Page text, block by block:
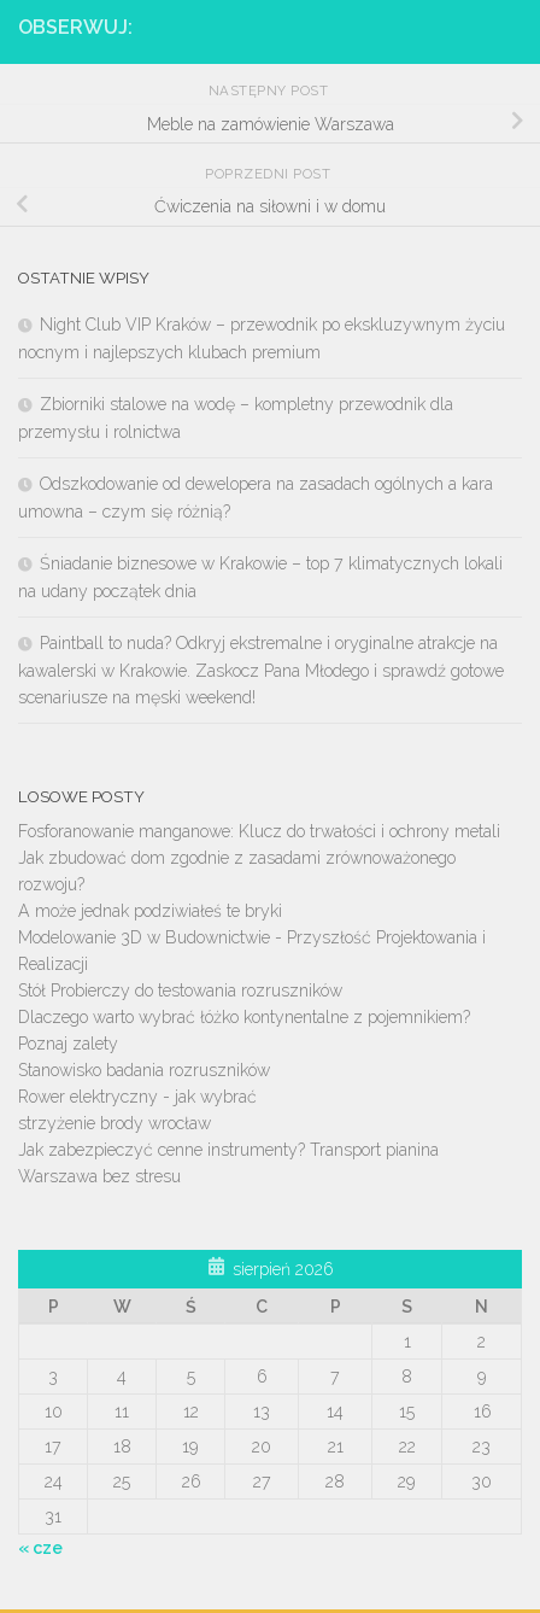
OBSERWUJ:
NASTĘPNY POST
Meble na zamówienie Warszawa
POPRZEDNI POST
Ćwiczenia na siłowni i w domu
OSTATNIE WPISY
Night Club VIP Kraków – przewodnik po ekskluzywnym życiu
nocnym i najlepszych klubach premium
Zbiorniki stalowe na wodę – kompletny przewodnik dla
przemysłu i rolnictwa
Odszkodowanie od dewelopera na zasadach ogólnych a kara
umowna – czym się różnią?
Śniadanie biznesowe w Krakowie – top 7 klimatycznych lokali
na udany początek dnia
Paintball to nuda? Odkryj ekstremalne i oryginalne atrakcje na
kawalerski w Krakowie. Zaskocz Pana Młodego i sprawdź gotowe
scenariusze na męski weekend!
LOSOWE POSTY
Fosforanowanie manganowe: Klucz do trwałości i ochrony metali
Jak zbudować dom zgodnie z zasadami zrównoważonego
rozwoju?
A może jednak podziwiałeś te bryki
Modelowanie 3D w Budownictwie - Przyszłość Projektowania i
Realizacji
Stół Probierczy do testowania rozruszników
Dlaczego warto wybrać łóżko kontynentalne z pojemnikiem?
Poznaj zalety
Stanowisko badania rozruszników
Rower elektryczny - jak wybrać
strzyżenie brody wrocław
Jak zabezpieczyć cenne instrumenty? Transport pianina
Warszawa bez stresu
sierpień 2026
P
W Ś C P S
N
1
2
3
4 5 6 7 8
9
10
11 12 13 14 15
16
17
18 19 20 21 22
23
24
25 26 27 28 29
30
31
« cze